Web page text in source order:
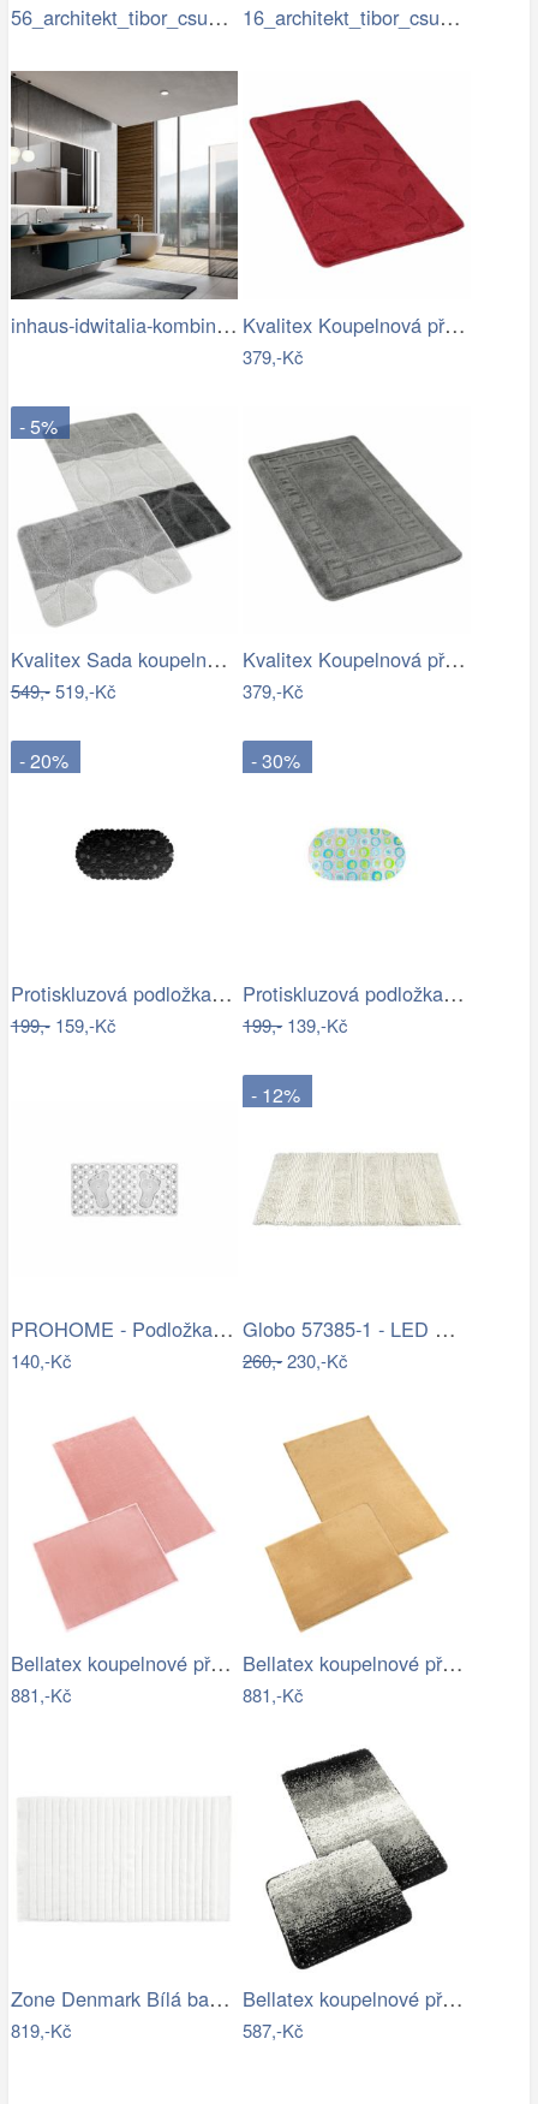
56_architekt_tibor_csukas_byty_Luka.jpg 16_architekt_tibor_csukas_byty_Luka.jpg
inhaus-idwitalia-kombinace-barev3.jpg Kvalitex Koupelnová předložka Listy…
379,-Kč
- 5%
Kvalitex Sada koupelnových předložek…
549,-519,-Kč
Kvalitex Koupelnová předložka Rám šedá,…
379,-Kč
- 20%
Protiskluzová podložka do koupelny…
199,-159,-Kč
- 30%
Protiskluzová podložka do koupelny…
199,-139,-Kč
PROHOME - Podložka do vany 66x35cm
140,-Kč
- 12%
Globo 57385-1 - LED Nástěnné bodové…
260,-230,-Kč
Bellatex koupelnové předložky BANYGOLD…
881,-Kč
Bellatex koupelnové předložky BANYGOLD…
881,-Kč
Zone Denmark Bílá bavlněná koupelnová…
819,-Kč
Bellatex koupelnové předložky…
587,-Kč